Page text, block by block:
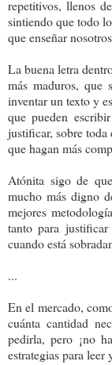
repetitivos, llenos
sintiendo que todo
que enseñar
La buena letra
más maduros, que
inventar un texto y
que pueden
justificar, sobre toda
que hagan más
Atónita sigo de
mucho más digno
mejores
tanto para
cuando está
...
En el mercado,
cuánta cantidad
pedirla, pero ¡no
estrategias para